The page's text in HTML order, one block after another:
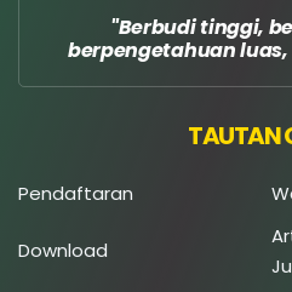
Berbudi tinggi,
berpengetahuan
TAUTAN
Pendaftaran
Download